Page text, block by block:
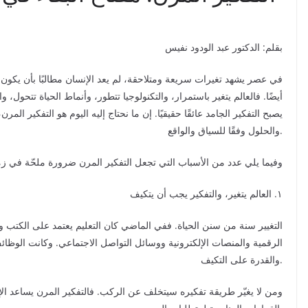
بقلم: الدكتور عبد الودود نفيس
في عصر يشهد تغيرات سريعة ومتلاحقة، لم يعد الإنسان مطالبًا بأن
أيضًا. فالعالم يتغير باستمرار، والتكنولوجيا تتطور، وأنماط الحياة
يصبح التفكير الجامد عائقًا حقيقيًا. إن ما نحتاج إليه اليوم هو التفكير
والحلول وفقًا للسياق والواقع.
وفيما يلي عدد من الأسباب التي تجعل التفكير المرن ضرورة ملحّة في
١. العالم يتغير، والتفكير يجب أن يتكيف
التغيير سنة من سنن الحياة. ففي الماضي كان التعليم يعتمد على الكتب
الرقمية والمنصات الإلكترونية ووسائل التواصل الاجتماعي. وكانت
والقدرة على التكيف.
ومن لا يغيّر طريقة تفكيره سيتخلف عن الركب. فالتفكير المرن يساعد